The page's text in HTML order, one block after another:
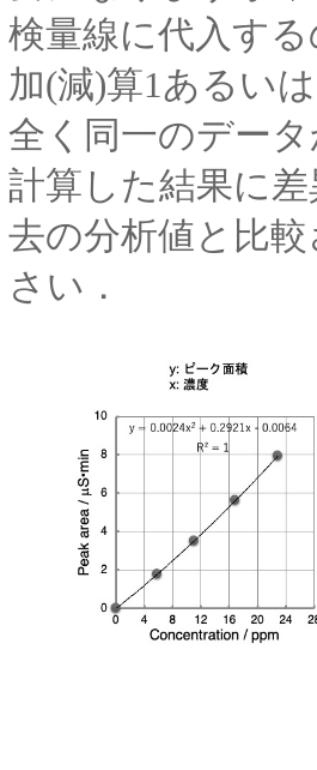
検量線に代入す
加(減)算1あるい
全く同一のデー
計算した結果に
去の分析値と比
さい．